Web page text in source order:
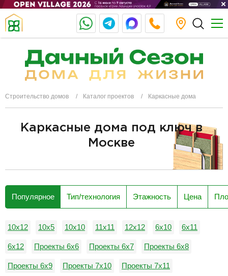
Строительство домов Каталог проектов Каркасные дома
Каркасные дома под ключ в
Москве
Популярное Тип/технология Этажность Цена
10x12 10x5 10х10 11х11 12x12 6x10 6x11
6x12 Проекты 6х6 Проекты 6х7 Проекты 6х8
Проекты 6х9 Проекты 7х10 Проекты 7х11